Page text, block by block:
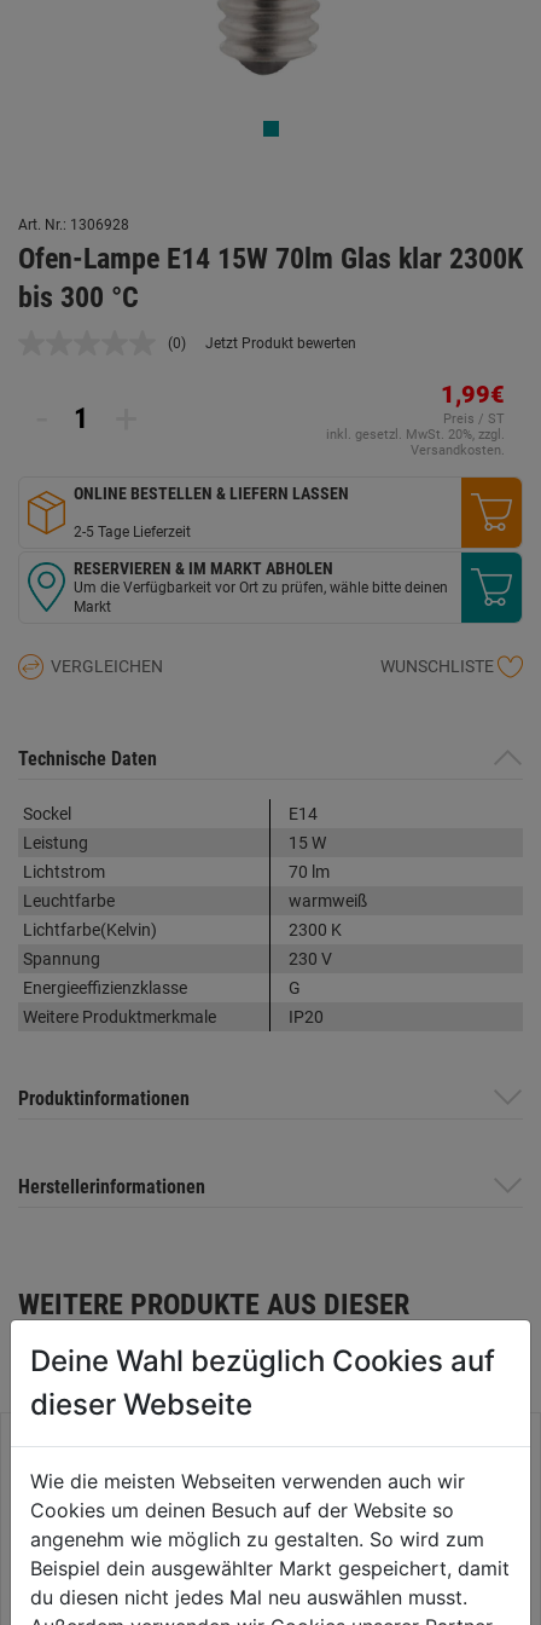
Art. Nr.: 1306928
Ofen-Lampe E14 15W 70lm Glas klar 2300K
bis 300 °C
Kein
(0) Jetzt Produkt bewerten
1,99€
Preis / ST
inkl. gesetzl. MwSt. 20%, zzgl.
Versandkosten.
ONLINE BESTELLEN & LIEFERN LASSEN
2-5 Tage Lieferzeit
RESERVIEREN & IM MARKT ABHOLEN
Um die Verfügbarkeit vor Ort zu prüfen, wähle bitte deinen
Markt
VERGLEICHEN WUNSCHLISTE
Technische Daten
Sockel
E14
Leistung
15 W
Lichtstrom
70 lm
Leuchtfarbe
warmweiß
Lichtfarbe(Kelvin)
2300 K
Spannung
230 V
Energieeffizienzklasse
G
Weitere Produktmerkmale
IP20
Produktinformationen
Herstellerinformationen
WEITERE PRODUKTE AUS DIESER
KATEGORIE
Deine Wahl bezüglich Cookies auf
dieser Webseite
Wie die meisten Webseiten verwenden auch wir
Cookies um deinen Besuch auf der Website so
angenehm wie möglich zu gestalten. So wird zum
Beispiel dein ausgewählter Markt gespeichert, damit
du diesen nicht jedes Mal neu auswählen musst.